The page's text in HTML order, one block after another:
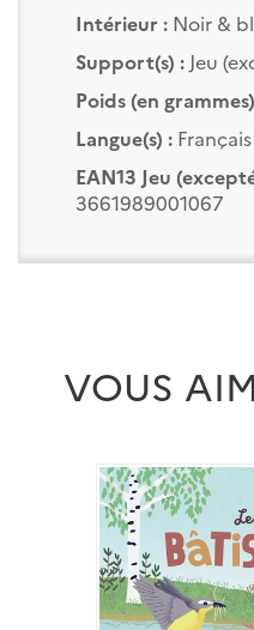
Intérieur :Noir &
Support(s) :Jeu
Poids (en
Langue(s) :Français
EAN13 Jeu
3661989001067
VOUS